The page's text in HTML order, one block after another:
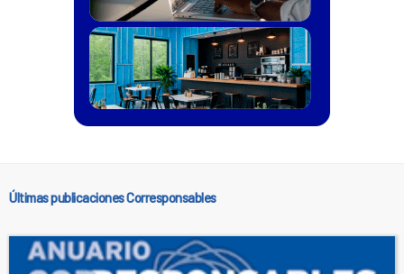
Últimas publicaciones Corresponsables